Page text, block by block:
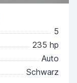
5
235 hp
Auto
Schwarz